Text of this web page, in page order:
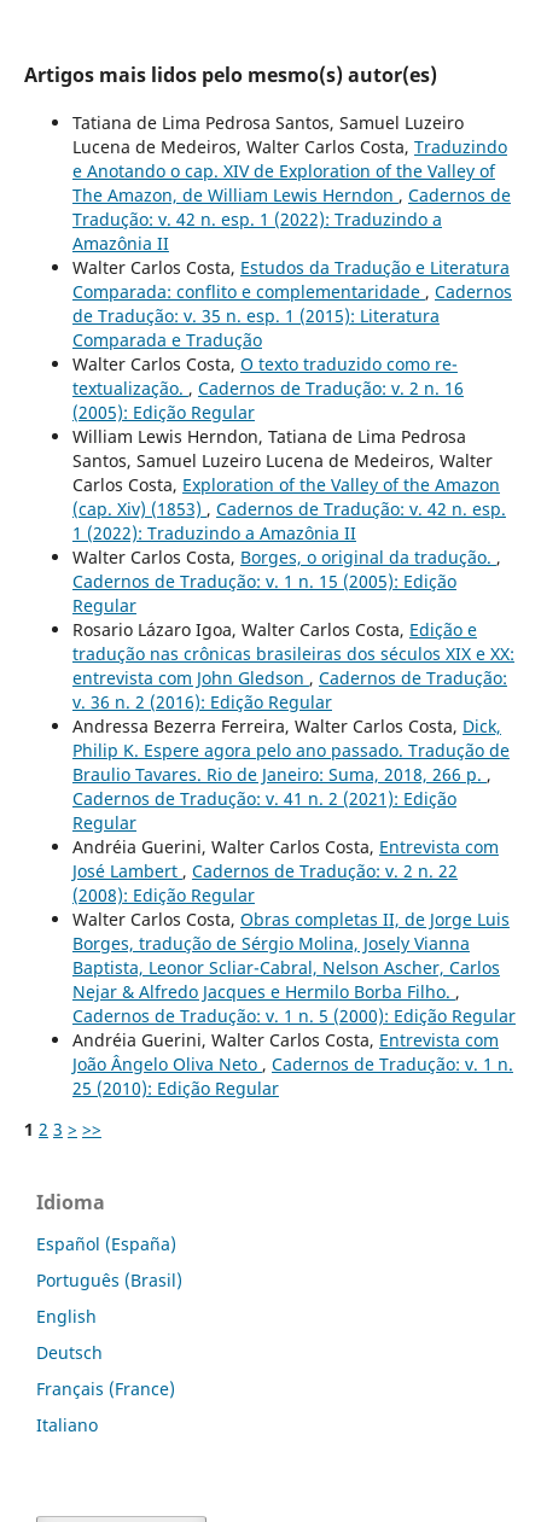
Artigos mais lidos pelo mesmo(s) autor(es)
Tatiana de Lima Pedrosa Santos, Samuel Luzeiro
Lucena de Medeiros, Walter Carlos Costa, Traduzindo
e Anotando o cap. XIV de Exploration of the Valley of
The Amazon, de William Lewis Herndon , Cadernos de
Tradução: v. 42 n. esp. 1 (2022): Traduzindo a
Amazônia II
Walter Carlos Costa, Estudos da Tradução e Literatura
Comparada: conflito e complementaridade , Cadernos
de Tradução: v. 35 n. esp. 1 (2015): Literatura
Comparada e Tradução
Walter Carlos Costa, O texto traduzido como re-
textualização. , Cadernos de Tradução: v. 2 n. 16
(2005): Edição Regular
William Lewis Herndon, Tatiana de Lima Pedrosa
Santos, Samuel Luzeiro Lucena de Medeiros, Walter
Carlos Costa, Exploration of the Valley of the Amazon
(cap. Xiv) (1853) , Cadernos de Tradução: v. 42 n. esp.
1 (2022): Traduzindo a Amazônia II
Walter Carlos Costa, Borges, o original da tradução. ,
Cadernos de Tradução: v. 1 n. 15 (2005): Edição
Regular
Rosario Lázaro Igoa, Walter Carlos Costa, Edição e
tradução nas crônicas brasileiras dos séculos XIX e XX:
entrevista com John Gledson , Cadernos de Tradução:
v. 36 n. 2 (2016): Edição Regular
Andressa Bezerra Ferreira, Walter Carlos Costa, Dick,
Philip K. Espere agora pelo ano passado. Tradução de
Braulio Tavares. Rio de Janeiro: Suma, 2018, 266 p. ,
Cadernos de Tradução: v. 41 n. 2 (2021): Edição
Regular
Andréia Guerini, Walter Carlos Costa, Entrevista com
José Lambert , Cadernos de Tradução: v. 2 n. 22
(2008): Edição Regular
Walter Carlos Costa, Obras completas II, de Jorge Luis
Borges, tradução de Sérgio Molina, Josely Vianna
Baptista, Leonor Scliar-Cabral, Nelson Ascher, Carlos
Nejar & Alfredo Jacques e Hermilo Borba Filho. ,
Cadernos de Tradução: v. 1 n. 5 (2000): Edição Regular
Andréia Guerini, Walter Carlos Costa, Entrevista com
João Ângelo Oliva Neto , Cadernos de Tradução: v. 1 n.
25 (2010): Edição Regular
1 2 3 > >>
Idioma
Español (España)
Português (Brasil)
English
Deutsch
Français (France)
Italiano